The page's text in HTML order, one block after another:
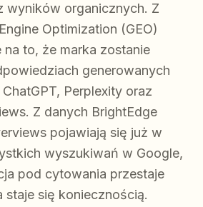
wyników organicznych. Z
Optimization (GEO)
to, że marka zostanie
generowanych
Perplexity oraz
Z danych BrightEdge
pojawiają się już w
wyszukiwań w Google,
pod cytowania przestaje
staje się koniecznością.